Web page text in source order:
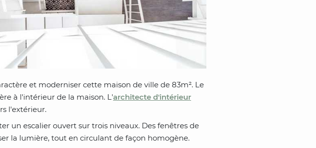
et moderniser cette maison de ville de 83m². Le
à l'intérieur de la maison. L'architecte d'intérieur
l'extérieur.
un escalier ouvert sur trois niveaux. Des fenêtres de
la lumière, tout en circulant de façon homogène.